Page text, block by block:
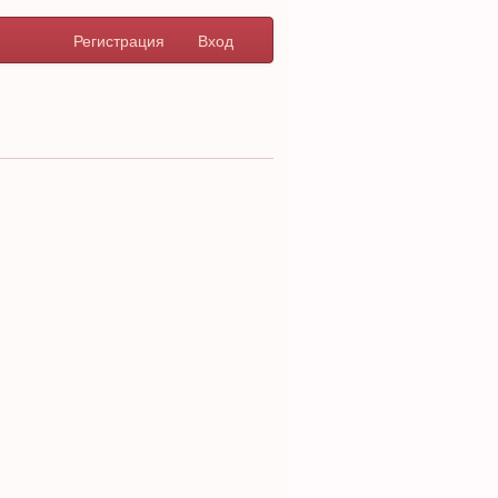
Регистрация Вход